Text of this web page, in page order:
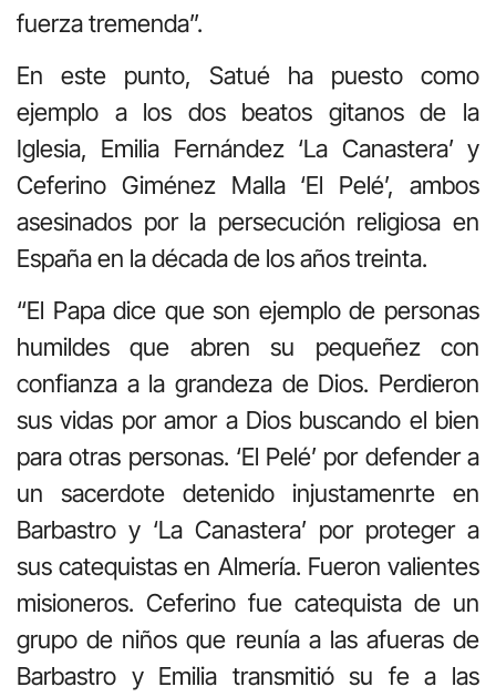
fuerza tremenda”.
En este punto, Satué ha puesto como
ejemplo a los dos beatos gitanos de la
Iglesia, Emilia Fernández ‘La Canastera’ y
Ceferino Giménez Malla ‘El Pelé’, ambos
asesinados por la persecución religiosa en
España en la década de los años treinta.
“El Papa dice que son ejemplo de personas
humildes que abren su pequeñez con
confianza a la grandeza de Dios. Perdieron
sus vidas por amor a Dios buscando el bien
para otras personas. ‘El Pelé’ por defender a
un sacerdote detenido injustamenrte en
Barbastro y ‘La Canastera’ por proteger a
sus catequistas en Almería. Fueron valientes
misioneros. Ceferino fue catequista de un
grupo de niños que reunía a las afueras de
Barbastro y Emilia transmitió su fe a las